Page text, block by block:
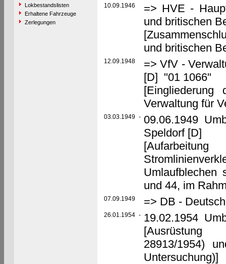
Lokbestandslisten
Erhaltene Fahrzeuge
Zerlegungen
10.09.1946
=> HVE -
und britischen
und britischen
12.09.1948
=> VfV -
[D] "01 1066"
Verwaltung für
03.03.1949 - 09.06.1949
Speldorf [D]
Umlaufblechen
und 44, im
07.09.1949 => DB -
26.01.1954 - 19.02.1954
[Ausrüstung
28913/1954)
Untersuchung)]